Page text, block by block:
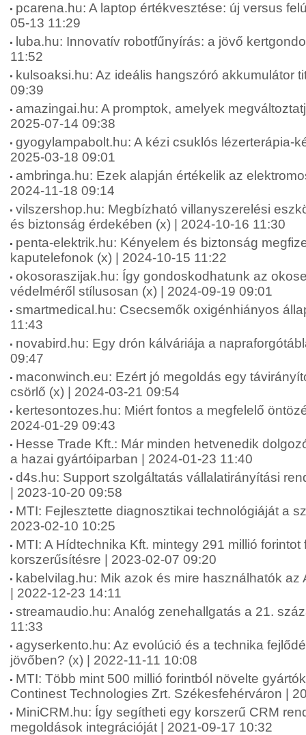
pcarena.hu: A laptop értékvesztése: új versus
05-13 11:29
luba.hu: Innovatív robotfűnyírás: a jövő
11:52
kulsoaksi.hu: Az ideális hangszóró akkumulátor
09:39
amazingai.hu: A promptok, amelyek
2025-07-14 09:38
gyogylampabolt.hu: A kézi csuklós lézerterápia-
2025-03-18 09:01
ambringa.hu: Ezek alapján értékelik az
2024-11-18 09:14
vilszershop.hu: Megbízható villanyszerelési
és biztonság érdekében (x) | 2024-10-16 11:30
penta-elektrik.hu: Kényelem és biztonság
kaputelefonok (x) | 2024-10-15 11:22
okosoraszijak.hu: Így gondoskodhatunk az
védelméről stílusosan (x) | 2024-09-19 09:01
smartmedical.hu: Csecsemők oxigénhiányos
11:43
novabird.hu: Egy drón kálváriája a
09:47
maconwinch.eu: Ezért jó megoldás egy
csörlő (x) | 2024-03-21 09:54
kertesontozes.hu: Miért fontos a megfelelő
2024-01-29 09:43
Hesse Trade Kft.: Már minden hetvenedik
a hazai gyártóiparban | 2024-01-23 11:40
d4s.hu: Support szolgáltatás vállalatirányítási
| 2023-10-20 09:58
MTI: Fejlesztette diagnosztikai technológiáját a
2023-02-10 10:25
MTI: A Hídtechnika Kft. mintegy 291 millió
korszerűsítésre | 2023-02-07 09:20
kabelvilag.hu: Mik azok és mire használhatók az
| 2022-12-23 14:11
streamaudio.hu: Analóg zenehallgatás a 21.
11:33
agyserkento.hu: Az evolúció és a technika
jövőben? (x) | 2022-11-11 10:08
MTI: Több mint 500 millió forintból növelte
Continest Technologies Zrt. Székesfehérváron |
MiniCRM.hu: Így segítheti egy korszerű CRM
megoldások integrációját | 2021-09-17 10:32